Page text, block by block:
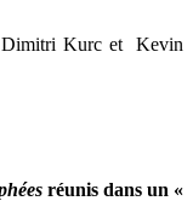
Kurc et Kevin
réunis dans un «